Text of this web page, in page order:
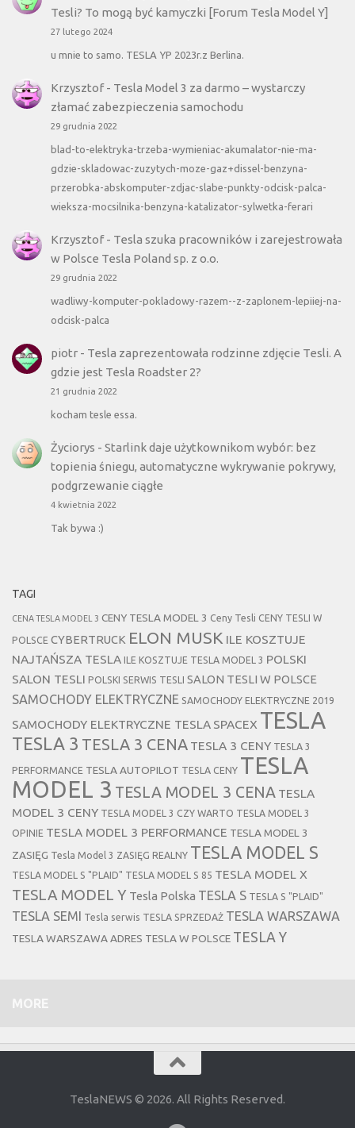
Tesli? To mogą być kamyczki [Forum Tesla Model Y]
27 lutego 2024
u mnie to samo. TESLA YP 2023r.z Berlina.
Krzysztof- Tesla Model 3 za darmo – wystarczy
złamać zabezpieczenia samochodu
29 grudnia 2022
blad-to-elektryka-trzeba-wymieniac-akumalator-nie-ma-
gdzie-skladowac-zuzytych-moze-gaz+dissel-benzyna-
przerobka-abskomputer-zdjac-slabe-punkty-odcisk-palca-
wieksza-mocsilnika-benzyna-katalizator-sylwetka-ferari
Krzysztof- Tesla szuka pracowników i zarejestrowała
w Polsce Tesla Poland sp. z o.o.
29 grudnia 2022
wadliwy-komputer-pokladowy-razem--z-zaplonem-lepiiej-na-
odcisk-palca
piotr- Tesla zaprezentowała rodzinne zdjęcie Tesli. A
gdzie jest Tesla Roadster 2?
21 grudnia 2022
kocham tesle essa.
Życiorys - Starlink daje użytkownikom wybór: bez
topienia śniegu, automatyczne wykrywanie pokrywy,
podgrzewanie ciągłe
4 kwietnia 2022
Tak bywa :)
TAGI
CENA TESLA MODEL 3 CENY TESLA MODEL 3 Ceny Tesli CENY TESLI W
POLSCE CYBERTRUCK ELON MUSK ILE KOSZTUJE
NAJTAŃSZA TESLA ILE KOSZTUJE TESLA MODEL 3 POLSKI
SALON TESLI POLSKI SERWIS TESLI SALON TESLI W POLSCE
SAMOCHODY ELEKTRYCZNE SAMOCHODY ELEKTRYCZNE 2019
SAMOCHODY ELEKTRYCZNE TESLA SPACEX TESLA
TESLA 3 TESLA 3 CENA TESLA 3 CENY TESLA 3
PERFORMANCE TESLA AUTOPILOT TESLA CENY TESLA
MODEL 3 TESLA MODEL 3 CENA TESLA
MODEL 3 CENY TESLA MODEL 3 CZY WARTO TESLA MODEL 3
OPINIE TESLA MODEL 3 PERFORMANCE TESLA MODEL 3
ZASIĘG Tesla Model 3 ZASIĘG REALNY TESLA MODEL S
TESLA MODEL S "PLAID" TESLA MODEL S 85 TESLA MODEL X
TESLA MODEL Y Tesla Polska TESLA S TESLA S "PLAID"
TESLA SEMI Tesla serwis TESLA SPRZEDAŻ TESLA WARSZAWA
TESLA WARSZAWA ADRES TESLA W POLSCE TESLA Y
MORE
TeslaNEWS © 2026. All Rights Reserved.